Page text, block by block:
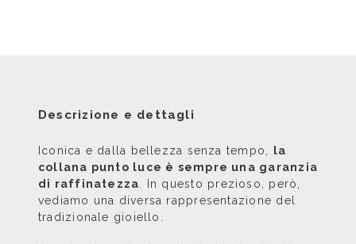
Descrizione e dettagli
Iconica e dalla bellezza senza tempo,
la
collana punto luce è sempre una garanzia
di raffinatezza . In questo prezioso, però,
vediamo una diversa rappresentazione del
tradizionale gioiello.